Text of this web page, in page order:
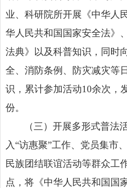
业、科研院所开展《中华人
华人民共和国国家安全法》
法典》以及科普知识，同时
全、消防条例、防灾减灾等
识，累计参加活动10余次，
份。
（三）开展多形式普法
入“访惠聚”工作、党员集市
民族团结联谊活动等群众工
点，将《中华人民共和国国